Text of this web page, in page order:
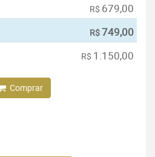
R$ 679,00
R$749,00
R$ 1.150,00
Comprar